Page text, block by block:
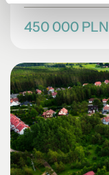
450 000 PLN